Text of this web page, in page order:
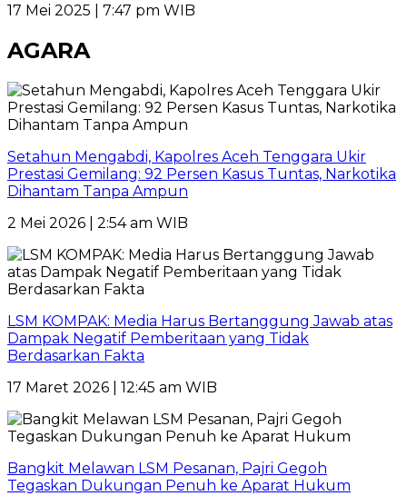
17 Mei 2025 | 7:47 pm WIB
AGARA
Setahun Mengabdi, Kapolres Aceh Tenggara Ukir
Prestasi Gemilang: 92 Persen Kasus Tuntas, Narkotika
Dihantam Tanpa Ampun
2 Mei 2026 | 2:54 am WIB
LSM KOMPAK: Media Harus Bertanggung Jawab atas
Dampak Negatif Pemberitaan yang Tidak
Berdasarkan Fakta
17 Maret 2026 | 12:45 am WIB
Bangkit Melawan LSM Pesanan, Pajri Gegoh
Tegaskan Dukungan Penuh ke Aparat Hukum